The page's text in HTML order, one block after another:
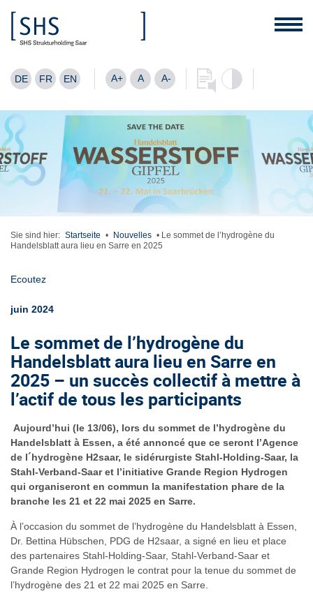
DE FR EN A+ A A-
Sie sind hier: Startseite • Nouvelles • Le sommet de l’hydrogène du
Handelsblatt aura lieu en Sarre en 2025
Ecoutez
juin 2024
Le sommet de l’hydrogène du
Handelsblatt aura lieu en Sarre en
2025 – un succès collectif à mettre à
l’actif de tous les participants
Aujourd’hui (le 13/06), lors du sommet de l’hydrogène du
Handelsblatt à Essen, a été annoncé que ce seront l’Agence
de l´hydrogène H2saar, le sidérurgiste Stahl-Holding-Saar, la
Stahl-Verband-Saar et l’initiative Grande Region Hydrogen
qui organiseront en commun la manifestation phare de la
branche les 21 et 22 mai 2025 en Sarre.
À l’occasion du sommet de l’hydrogène du Handelsblatt à Essen,
Dr. Bettina Hübschen, PDG de H2saar, a signé en lieu et place
des partenaires Stahl-Holding-Saar, Stahl-Verband-Saar et
Grande Region Hydrogen le contrat pour la tenue du sommet de
l’hydrogène des 21 et 22 mai 2025 en Sarre.